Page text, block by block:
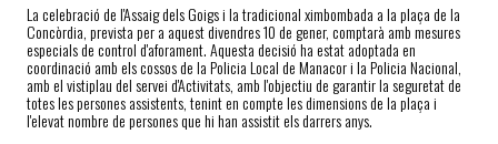
La celebració de l'Assaig dels Goigs i la tradicional ximbombada a la plaça de la
Concòrdia, prevista per a aquest divendres 10 de gener, comptarà amb mesures
especials de control d'aforament. Aquesta decisió ha estat adoptada en
coordinació amb els cossos de la Policia Local de Manacor i la Policia Nacional,
amb el vistiplau del servei d'Activitats, amb l'objectiu de garantir la seguretat de
totes les persones assistents, tenint en compte les dimensions de la plaça i
l'elevat nombre de persones que hi han assistit els darrers anys.